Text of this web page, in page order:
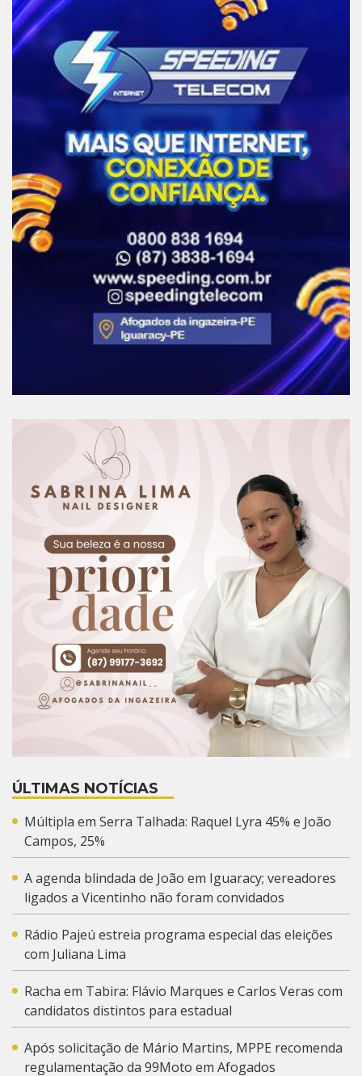
ÚLTIMAS NOTÍCIAS
Múltipla em Serra Talhada: Raquel Lyra 45% e João
Campos, 25%
A agenda blindada de João em Iguaracy; vereadores
ligados a Vicentinho não foram convidados
Rádio Pajeú estreia programa especial das eleições
com Juliana Lima
Racha em Tabira: Flávio Marques e Carlos Veras com
candidatos distintos para estadual
Após solicitação de Mário Martins, MPPE recomenda
regulamentação da 99Moto em Afogados